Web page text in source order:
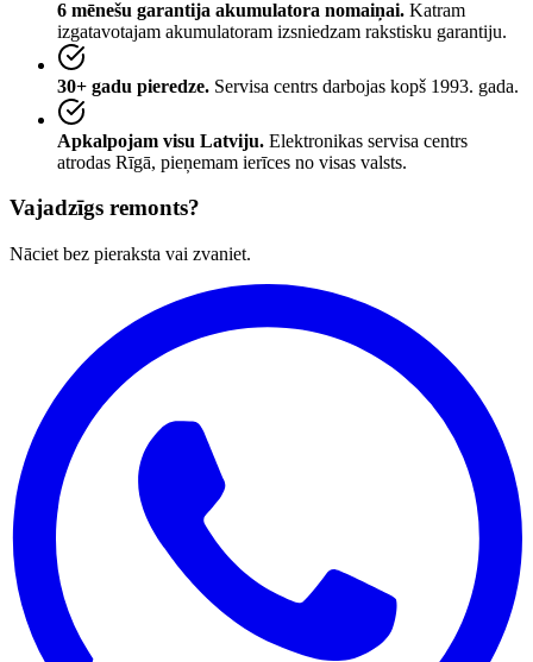
6 mēnešu garantija akumulatora nomaiņai. Katram
izgatavotajam akumulatoram izsniedzam rakstisku garantiju.
30+ gadu pieredze. Servisa centrs darbojas kopš 1993. gada.
Apkalpojam visu Latviju. Elektronikas servisa centrs
atrodas Rīgā, pieņemam ierīces no visas valsts.
Vajadzīgs remonts?
Nāciet bez pieraksta vai zvaniet.